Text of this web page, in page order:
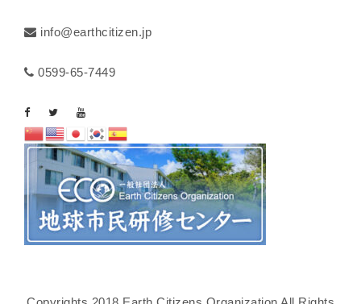
info@earthcitizen.jp
0599-65-7449